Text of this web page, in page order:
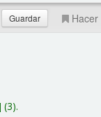
(3).